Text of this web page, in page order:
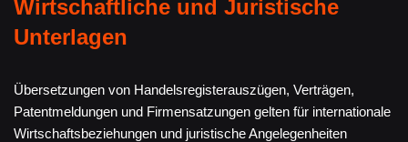
Wirtschaftliche und Juristische
Unterlagen
Übersetzungen von Handelsregisterauszügen, Verträgen,
Patentmeldungen und Firmensatzungen gelten für internationale
Wirtschaftsbeziehungen und juristische Angelegenheiten